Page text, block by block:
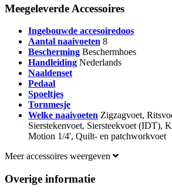
Meegeleverde Accessoires
Ingebouwde accesoiredoos
Aantal naaivoeten 8
Bescherming Beschermhoes
Handleiding Nederlands
Naaldenset
Pedaal
Spoeltjes
Tornmesje
Welke naaivoeten Zigzagvoet,
Sierstekenvoet, Siersteekvoet (IDT),
Motion 1/4', Quilt- en patchworkvoet
Meer accessoires weergeven
Overige informatie